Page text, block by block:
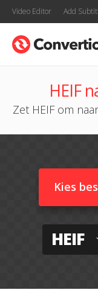
Video Editor Add
HEIF
Zet HEIF om
Kies
HEIF